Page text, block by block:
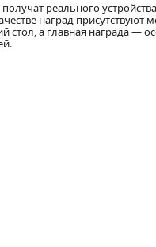
реального
наград присутствуют
а главная награда —